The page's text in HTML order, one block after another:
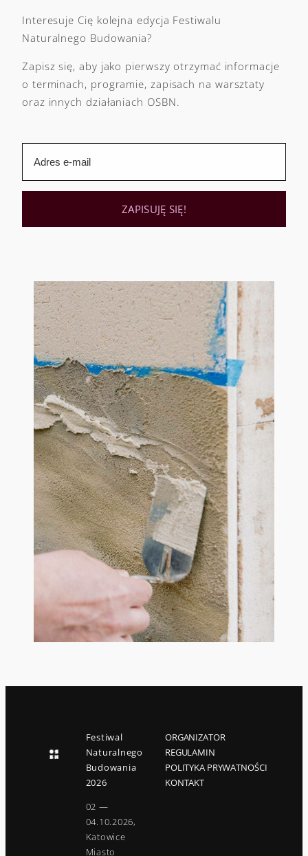
Interesuje Cię kolejna edycja Festiwalu
Naturalnego Budowania?
Zapisz się, aby jako pierwszy otrzymać informacje
o terminach, programie, zapisach na warsztaty
oraz innych działaniach OSBN.
ZAPISUJĘ SIĘ!
Festiwal
Naturalnego
Budowania
2026
02 —
04.10.2026,
Katowice
Miasto
ORGANIZATOR
REGULAMIN
POLITYKA PRYWATNOŚCI
KONTAKT